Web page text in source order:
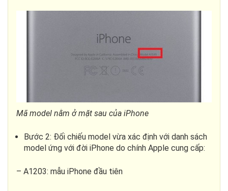
Mã model nằm ở mặt sau của iPhone
Bước 2: Đối chiếu model vừa xác định với danh sách
model ứng với đời iPhone do chính Apple cung cấp:
– A1203: mẫu iPhone đầu tiên